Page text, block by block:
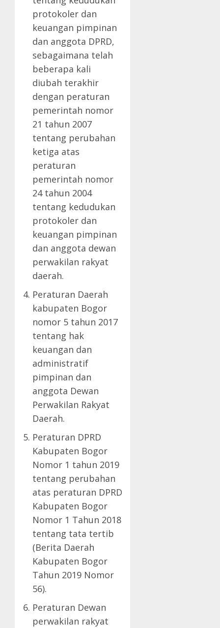
protokoler dan
keuangan pimpinan
dan anggota DPRD,
sebagaimana telah
beberapa kali
diubah terakhir
dengan peraturan
pemerintah nomor
21 tahun 2007
tentang perubahan
ketiga atas
peraturan
pemerintah nomor
24 tahun 2004
tentang kedudukan
protokoler dan
keuangan pimpinan
dan anggota dewan
perwakilan rakyat
daerah.
Peraturan Daerah
kabupaten Bogor
nomor 5 tahun 2017
tentang hak
keuangan dan
administratif
pimpinan dan
anggota Dewan
Perwakilan Rakyat
Daerah.
Peraturan DPRD
Kabupaten Bogor
Nomor 1 tahun 2019
tentang perubahan
atas peraturan DPRD
Kabupaten Bogor
Nomor 1 Tahun 2018
tentang tata tertib
(Berita Daerah
Kabupaten Bogor
Tahun 2019 Nomor
56).
Peraturan Dewan
perwakilan rakyat